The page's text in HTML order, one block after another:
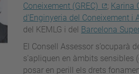
Coneixement (GREC)
; Karina
d'Enginyeria del Coneixement i
del KEMLG i del Barcelona
El Consell Assessor s’ocuparà
s’apliquen en àmbits sensibles
posar en perill els drets